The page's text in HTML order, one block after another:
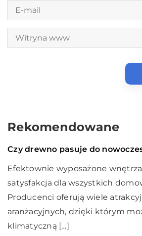
Rekomendowane
Ogrodnictwo i
Czy drewno pasuje do
Efektownie wyposażone
satysfakcja dla wszystkich
Producenci oferują wiele
aranżacyjnych, dzięki którym
klimatyczną […]